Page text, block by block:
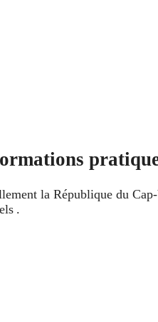
la République du
.